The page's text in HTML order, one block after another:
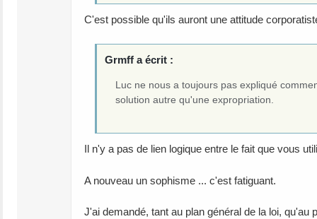
C'est possible qu'ils auront une attitude
Grmff a écrit :
Luc ne nous a toujours pas expliqué
solution autre qu'une expropriation.
Il n'y a pas de lien logique entre le fait que vous
A nouveau un sophisme ... c'est fatiguant.
J'ai demandé, tant au plan général de la loi,